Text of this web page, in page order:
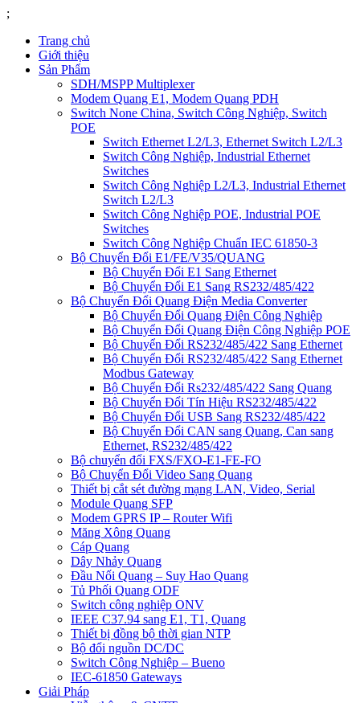
;
Trang chủ
Giới thiệu
Sản Phẩm
SDH/MSPP Multiplexer
Modem Quang E1, Modem Quang PDH
Switch None China, Switch Công Nghiệp, Switch
POE
Switch Ethernet L2/L3, Ethernet Switch L2/L3
Switch Công Nghiệp, Industrial Ethernet
Switches
Switch Công Nghiệp L2/L3, Industrial Ethernet
Switch L2/L3
Switch Công Nghiệp POE, Industrial POE
Switches
Switch Công Nghiệp Chuẩn IEC 61850-3
Bộ Chuyển Đổi E1/FE/V35/QUANG
Bộ Chuyển Đổi E1 Sang Ethernet
Bộ Chuyển Đổi E1 Sang RS232/485/422
Bộ Chuyển Đổi Quang Điện Media Converter
Bộ Chuyển Đổi Quang Điện Công Nghiệp
Bộ Chuyển Đổi Quang Điện Công Nghiệp POE
Bộ Chuyển Đổi RS232/485/422 Sang Ethernet
Bộ Chuyển Đổi RS232/485/422 Sang Ethernet
Modbus Gateway
Bộ Chuyển Đổi Rs232/485/422 Sang Quang
Bộ Chuyển Đổi Tín Hiệu RS232/485/422
Bộ Chuyển Đổi USB Sang RS232/485/422
Bộ Chuyển Đổi CAN sang Quang, Can sang
Ethernet, RS232/485/422
Bộ chuyển đổi FXS/FXO-E1-FE-FO
Bộ Chuyển Đổi Video Sang Quang
Thiết bị cắt sét đường mạng LAN, Video, Serial
Module Quang SFP
Modem GPRS IP – Router Wifi
Măng Xông Quang
Cáp Quang
Dây Nhảy Quang
Đầu Nối Quang – Suy Hao Quang
Tủ Phối Quang ODF
Switch công nghiệp ONV
IEEE C37.94 sang E1, T1, Quang
Thiết bị đồng bộ thời gian NTP
Bộ đổi nguồn DC/DC
Switch Công Nghiệp – Bueno
IEC-61850 Gateways
Giải Pháp